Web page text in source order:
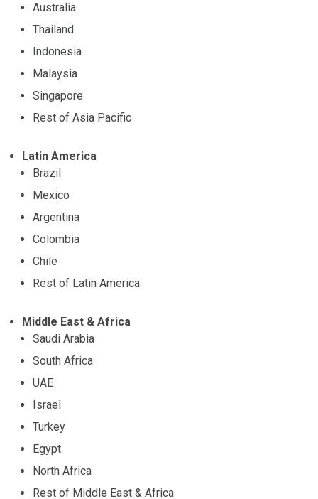
Australia
Thailand
Indonesia
Malaysia
Singapore
Rest of Asia Pacific
Latin America
Brazil
Mexico
Argentina
Colombia
Chile
Rest of Latin America
Middle East & Africa
Saudi Arabia
South Africa
UAE
Israel
Turkey
Egypt
North Africa
Rest of Middle East & Africa